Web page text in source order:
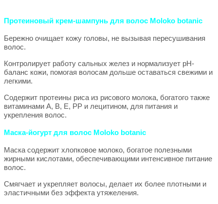
Протеиновый крем-шампунь для волос Moloko botanic
Бережно очищает кожу головы, не вызывая пересушивания
волос.
Контролирует работу сальных желез и нормализует pH-
баланс кожи, помогая волосам дольше оставаться свежими и
легкими.
Содержит протеины риса из рисового молока, богатого также
витаминами A, B, E, PP и лецитином, для питания и
укрепления волос.
Маска-йогурт для волос Moloko botanic
Маска содержит хлопковое молоко, богатое полезными
жирными кислотами, обеспечивающими интенсивное питание
волос.
Смягчает и укрепляет волосы, делает их более плотными и
эластичными без эффекта утяжеления.